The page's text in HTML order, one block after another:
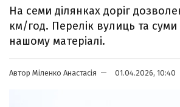
На семи ділянках доріг
км/год. Перелік вулиць та
нашому матеріалі.
Автор Міленко Анастасія 01.04.2026, 10:40